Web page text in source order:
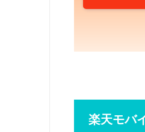
楽天モバ